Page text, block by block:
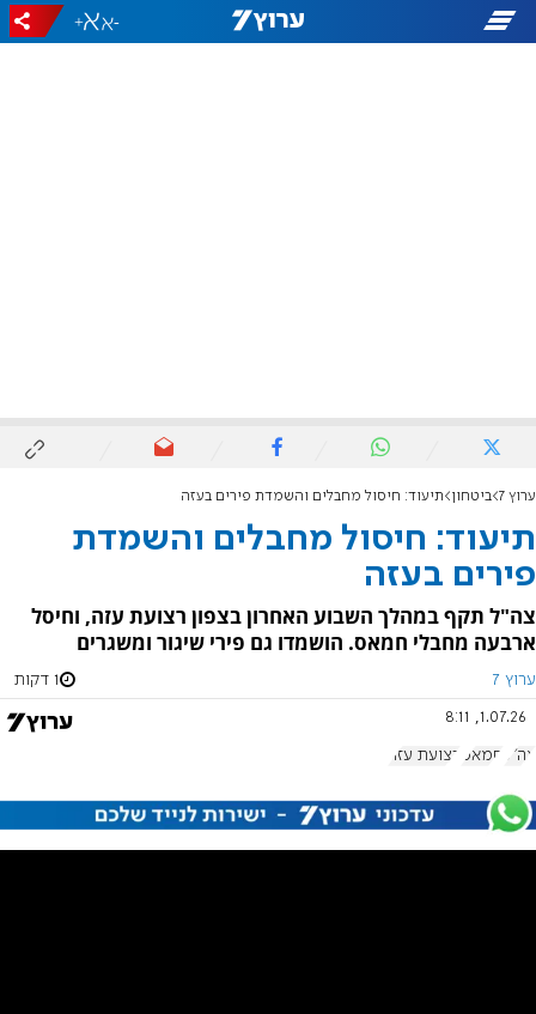
-
+
ערוץ 7 ביטחון תיעוד: חיסול מחבלים והשמדת פירים בעזה
תיעוד: חיסול מחבלים והשמדת
פירים בעזה
צה"ל תקף במהלך השבוע האחרון בצפון רצועת עזה, וחיסל
ארבעה מחבלי חמאס. הושמדו גם פירי שיגור ומשגרים
ערוץ 7 1 דקות
1.07.26, 8:11
צה"ל חמאס רצועת עזה